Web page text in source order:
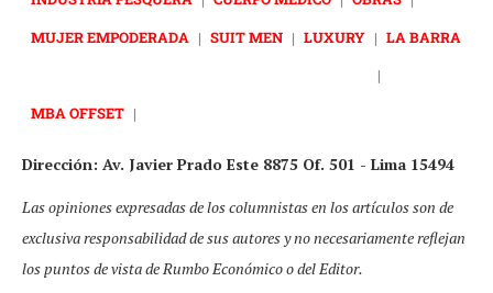
MUJER EMPODERADA | SUIT MEN | LUXURY | LA BARRA
|
MBA OFFSET |
Dirección: Av. Javier Prado Este 8875 Of. 501 - Lima 15494
Las opiniones expresadas de los columnistas en los artículos son de
exclusiva responsabilidad de sus autores y no necesariamente reflejan
los puntos de vista de Rumbo Económico o del Editor.